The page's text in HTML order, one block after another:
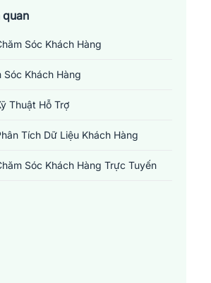
quan
Sóc Khách Hàng
Sóc Khách Hàng
Thuật Hỗ Trợ
Tích Dữ Liệu Khách Hàng
Sóc Khách Hàng Trực Tuyến